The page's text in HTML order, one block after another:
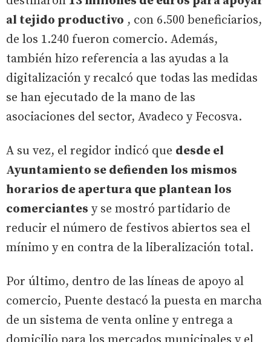
al tejido productivo , con 6.500 beneficiarios,
de los 1.240 fueron comercio. Además,
también hizo referencia a las ayudas a la
digitalización y recalcó que todas las medidas
se han ejecutado de la mano de las
asociaciones del sector, Avadeco y Fecosva.
A su vez, el regidor indicó que desde el
Ayuntamiento se defienden los mismos
horarios de apertura que plantean los
comerciantes y se mostró partidario de
reducir el número de festivos abiertos sea el
mínimo y en contra de la liberalización total.
Por último, dentro de las líneas de apoyo al
comercio, Puente destacó la puesta en marcha
de un sistema de venta online y entrega a